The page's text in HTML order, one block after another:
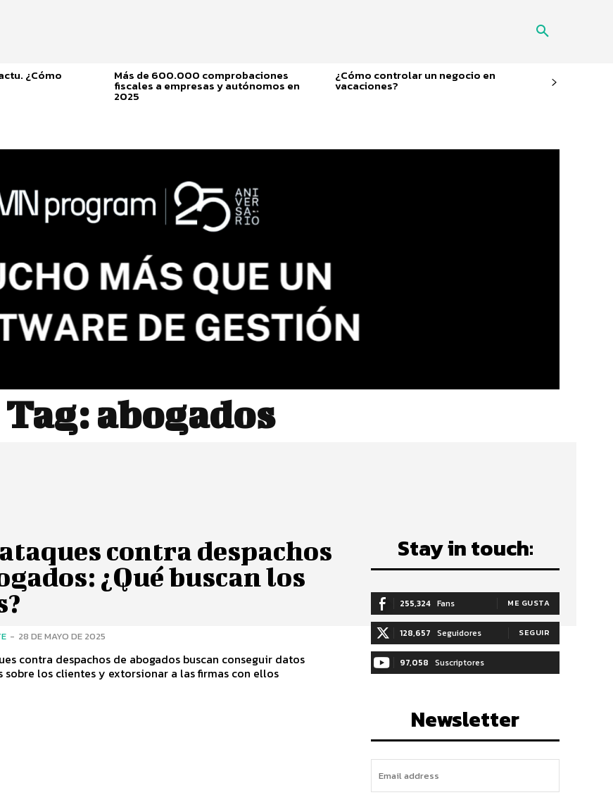
¿Cómo Más de 600.000 comprobaciones
fiscales a empresas y autónomos en
2025
¿Cómo controlar un negocio en
vacaciones?
Tag:abogados
contra despachos
¿Qué buscan los
- 28 DE MAYO DE 2025
contra despachos de abogados buscan conseguir datos
sobre los clientes y extorsionar a las firmas con ellos
Stay in touch:
255,324 Fans ME GUSTA
128,657 Seguidores SEGUIR
97,058 Suscriptores
Newsletter